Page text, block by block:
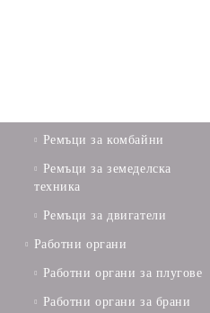
Ремъци за комбайни
Ремъци за земеделска
техника
Ремъци за двигатели
Работни органи
Работни органи за плугове
Работни органи за брани